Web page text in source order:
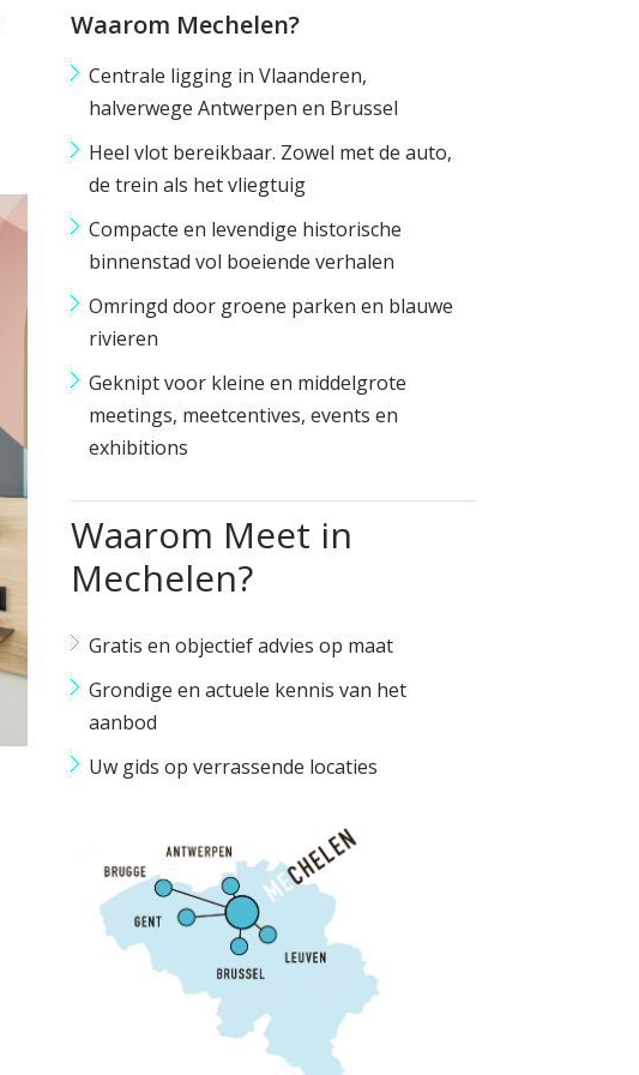
Waarom Mechelen?
Centrale ligging in Vlaanderen,
halverwege Antwerpen en Brussel
Heel vlot bereikbaar. Zowel met de auto,
de trein als het vliegtuig
Compacte en levendige historische
binnenstad vol boeiende verhalen
Omringd door groene parken en blauwe
rivieren
Geknipt voor kleine en middelgrote
meetings, meetcentives, events en
exhibitions
Waarom Meet in
Mechelen?
Gratis en objectief advies op maat
Grondige en actuele kennis van het
aanbod
Uw gids op verrassende locaties